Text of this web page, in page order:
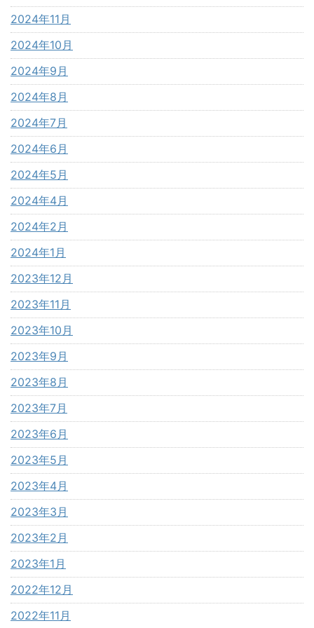
2024年11月
2024年10月
2024年9月
2024年8月
2024年7月
2024年6月
2024年5月
2024年4月
2024年2月
2024年1月
2023年12月
2023年11月
2023年10月
2023年9月
2023年8月
2023年7月
2023年6月
2023年5月
2023年4月
2023年3月
2023年2月
2023年1月
2022年12月
2022年11月